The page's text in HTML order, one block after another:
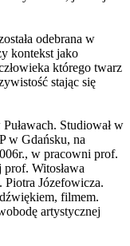
odebrana w
kontekst jako
którego twarz
stając się
Studiował w
w Gdańsku, na
w pracowni prof.
Witosława
Józefowicza.
filmem.
artystycznej